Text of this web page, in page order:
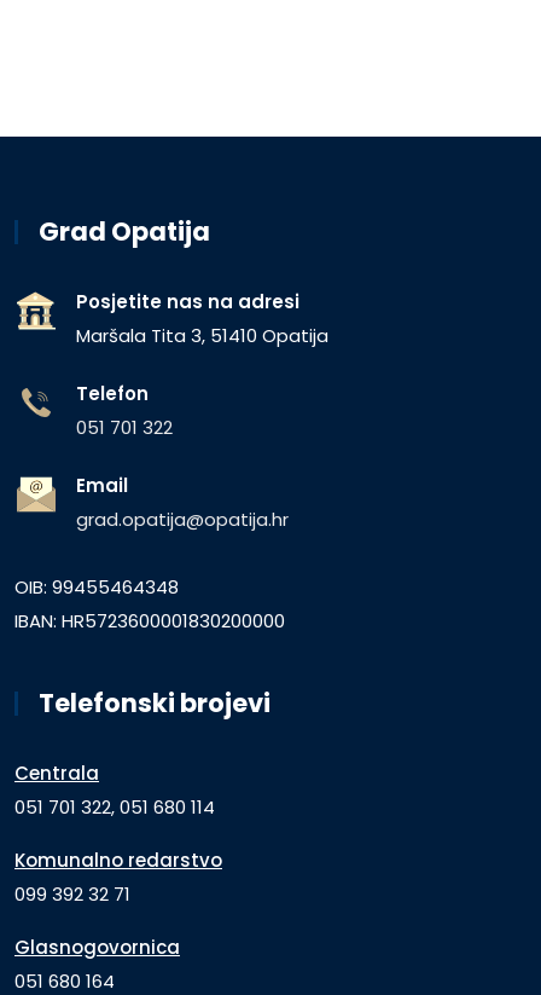
Grad Opatija
Posjetite nas na adresi
Maršala Tita 3, 51410 Opatija
Telefon
051 701 322
Email
grad.opatija@opatija.hr
OIB: 99455464348
IBAN: HR5723600001830200000
Telefonski brojevi
Centrala
051 701 322, 051 680 114
Komunalno redarstvo
099 392 32 71
Glasnogovornica
051 680 164